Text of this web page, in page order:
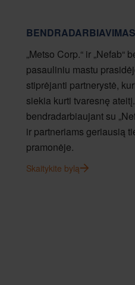
„Metso Corp.“ ir „Nefab“
pasauliniu mastu
stiprėjanti partnerystė,
siekia kurti tvaresnę
bendradarbiaujant su
ir partneriams geriausią
pramonėje.
Skaitykite bylą